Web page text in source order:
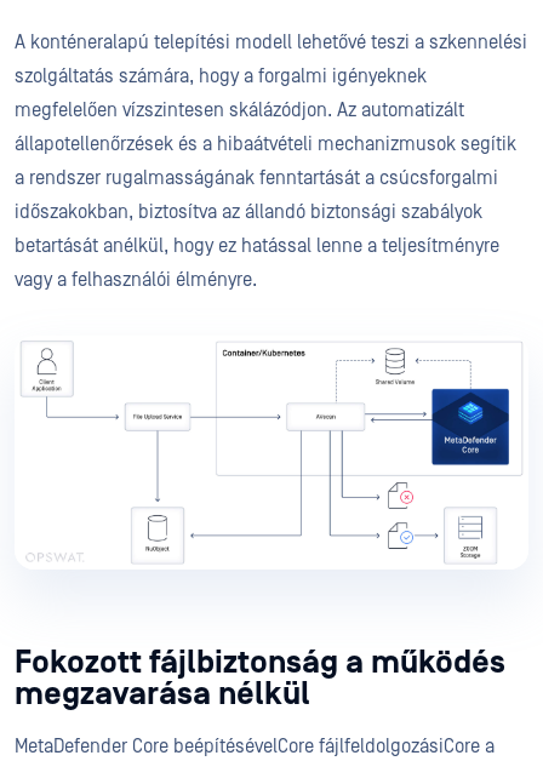
A konténeralapú telepítési modell lehetővé teszi a szkennelési
szolgáltatás számára, hogy a forgalmi igényeknek
megfelelően vízszintesen skálázódjon. Az automatizált
állapotellenőrzések és a hibaátvételi mechanizmusok segítik
a rendszer rugalmasságának fenntartását a csúcsforgalmi
időszakokban, biztosítva az állandó biztonsági szabályok
betartását anélkül, hogy ez hatással lenne a teljesítményre
vagy a felhasználói élményre.
Fokozott fájlbiztonság a működés
megzavarása nélkül
MetaDefender Core beépítésévelCore fájlfeldolgozásiCore a